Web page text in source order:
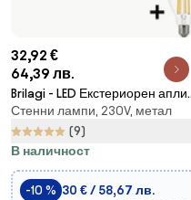
32,92 €
64,39 лв.
Brilagi - LED Екстериорен аплик
VEERLE 1xE27/60W/230V IP44
Стенни лампи, 230V, метал
(9)
В наличност
-10 % 30 € / 58,67 лв.